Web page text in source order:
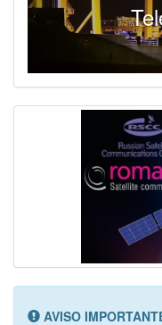
AVISO